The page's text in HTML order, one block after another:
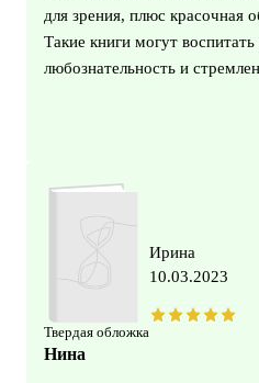
для зрения, плюс красочная
Такие книги могут воспитать
любознательность и
Твердая обложка
Ирина
10.03.2023
Нина